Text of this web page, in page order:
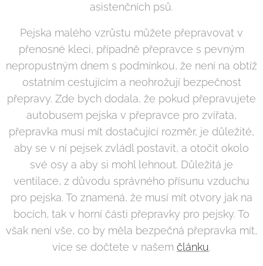
asistenčních psů.
Pejska malého vzrůstu můžete přepravovat v
přenosné kleci, případně přepravce s pevným
nepropustným dnem s podmínkou, že není na obtíž
ostatním cestujícím a neohrožují bezpečnost
přepravy. Zde bych dodala, že pokud přepravujete
autobusem pejska v přepravce pro zvířata,
přepravka musí mít dostačující rozměr, je důležité,
aby se v ní pejsek zvládl postavit, a otočit okolo
své osy a aby si mohl lehnout. Důležitá je
ventilace, z důvodu správného přísunu vzduchu
pro pejska. To znamená, že musí mít otvory jak na
bocích, tak v horní části přepravky pro pejsky. To
však není vše, co by měla bezpečná přepravka mít,
více se dočtete v našem článku.